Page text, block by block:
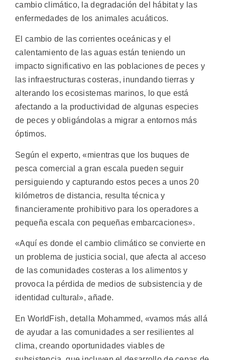
cambio climático, la degradación del hábitat y las
enfermedades de los animales acuáticos.
El cambio de las corrientes oceánicas y el
calentamiento de las aguas están teniendo un
impacto significativo en las poblaciones de peces y
las infraestructuras costeras, inundando tierras y
alterando los ecosistemas marinos, lo que está
afectando a la productividad de algunas especies
de peces y obligándolas a migrar a entornos más
óptimos.
Según el experto, «mientras que los buques de
pesca comercial a gran escala pueden seguir
persiguiendo y capturando estos peces a unos 20
kilómetros de distancia, resulta técnica y
financieramente prohibitivo para los operadores a
pequeña escala con pequeñas embarcaciones».
«Aquí es donde el cambio climático se convierte en
un problema de justicia social, que afecta al acceso
de las comunidades costeras a los alimentos y
provoca la pérdida de medios de subsistencia y de
identidad cultural», añade.
En WorldFish, detalla Mohammed, «vamos más allá
de ayudar a las comunidades a ser resilientes al
clima, creando oportunidades viables de